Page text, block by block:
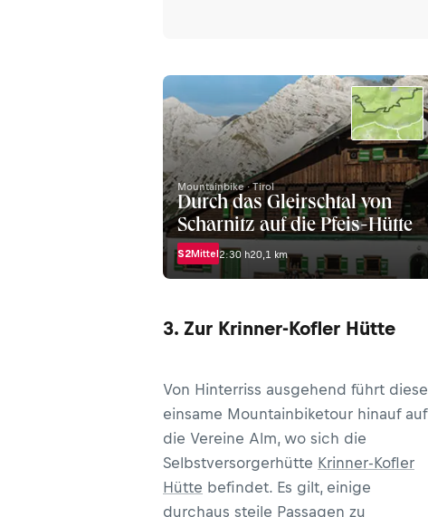
Mountainbike · Tirol
Durch das Gleirschtal von
Scharnitz auf die Pfeis-Hütte
S2Mittel2:30 h20,1 km
3. Zur Krinner-Kofler Hütte
Von Hinterriss ausgehend führt diese
einsame Mountainbiketour hinauf auf
die Vereine Alm, wo sich die
Selbstversorgerhütte Krinner-Kofler
Hütte befindet. Es gilt, einige
durchaus steile Passagen zu